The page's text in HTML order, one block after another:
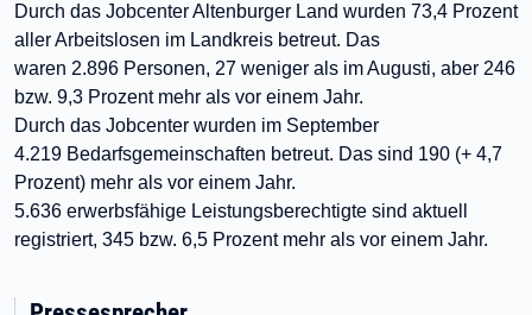
Durch das Jobcenter Altenburger Land wurden 73,4 Prozent
aller Arbeitslosen im Landkreis betreut. Das
waren 2.896 Personen, 27 weniger als im Augusti, aber 246
bzw. 9,3 Prozent mehr als vor einem Jahr.
Durch das Jobcenter wurden im September
4.219 Bedarfsgemeinschaften betreut. Das sind 190 (+ 4,7
Prozent) mehr als vor einem Jahr.
5.636 erwerbsfähige Leistungsberechtigte sind aktuell
registriert, 345 bzw. 6,5 Prozent mehr als vor einem Jahr.